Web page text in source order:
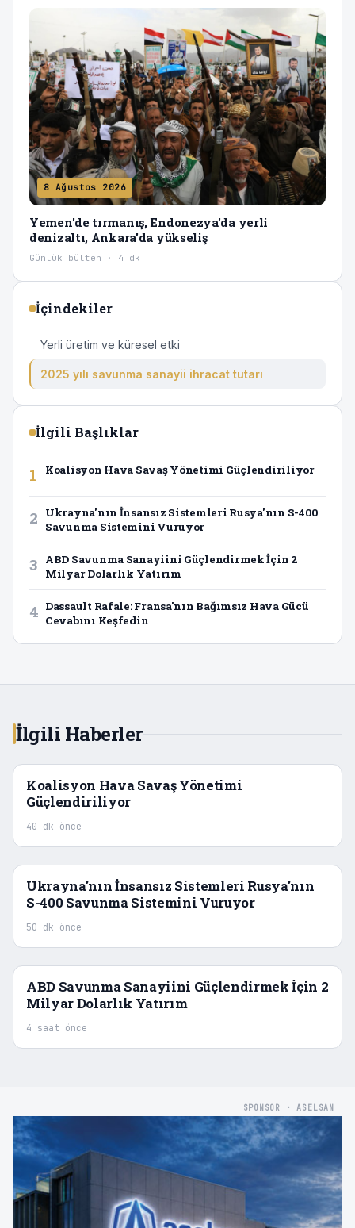
8 Ağustos 2026
Yemen'de tırmanış, Endonezya'da yerli
denizaltı, Ankara'da yükseliş
Günlük bülten · 4 dk
İçindekiler
Yerli üretim ve küresel etki
2025 yılı savunma sanayii ihracat tutarı
İlgili Başlıklar
1 Koalisyon Hava Savaş Yönetimi Güçlendiriliyor
2
Ukrayna'nın İnsansız Sistemleri Rusya'nın S-400
Savunma Sistemini Vuruyor
3
ABD Savunma Sanayiini Güçlendirmek İçin 2
Milyar Dolarlık Yatırım
4 Dassault Rafale: Fransa'nın Bağımsız Hava Gücü
Cevabını Keşfedin
İlgili Haberler
Koalisyon Hava Savaş Yönetimi
Güçlendiriliyor
40 dk önce
Ukrayna'nın İnsansız Sistemleri Rusya'nın
S-400 Savunma Sistemini Vuruyor
50 dk önce
ABD Savunma Sanayiini Güçlendirmek İçin 2
Milyar Dolarlık Yatırım
4 saat önce
SPONSOR · ASELSAN